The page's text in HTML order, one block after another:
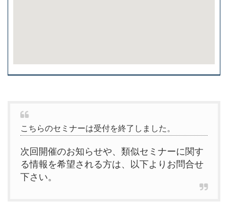
こちらのセミナーは受付を終了しました。
次回開催のお知らせや、類似セミナーに関す
る情報を希望される方は、以下よりお問合せ
下さい。